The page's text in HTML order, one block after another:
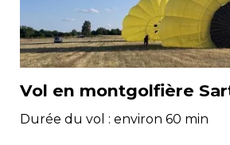
Vol en montgolfière
Durée du vol : environ 60 min